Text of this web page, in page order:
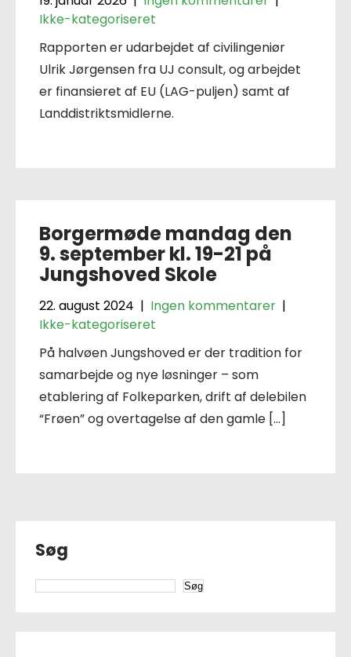
Ikke-kategoriseret
Rapporten er udarbejdet af civilingeniør
Ulrik Jørgensen fra UJ consult, og arbejdet
er finansieret af EU (LAG-puljen) samt af
Landdistriktsmidlerne.
Borgermøde mandag den
9. september kl. 19-21 på
Jungshoved Skole
22. august 2024 | Ingen kommentarer |
Ikke-kategoriseret
På halvøen Jungshoved er der tradition for
samarbejde og nye løsninger – som
etablering af Folkeparken, drift af delebilen
“Frøen” og overtagelse af den gamle […]
Søg
Søg